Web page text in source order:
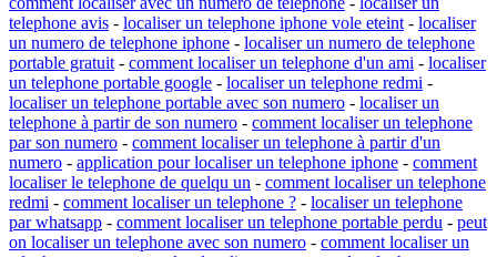
telephone avis - localiser un telephone iphone vole eteint - localiser
un numero de telephone iphone - localiser un numero de telephone
portable gratuit - comment localiser un telephone d'un ami - localiser
un telephone portable google - localiser un telephone redmi -
localiser un telephone portable avec son numero - localiser un
telephone à partir de son numero - comment localiser un telephone
par son numero - comment localiser un telephone à partir d'un
numero - application pour localiser un telephone iphone - comment
localiser le telephone de quelqu un - comment localiser un telephone
redmi - comment localiser un telephone ? - localiser un telephone
par whatsapp - comment localiser un telephone portable perdu - peut
on localiser un telephone avec son numero - comment localiser un